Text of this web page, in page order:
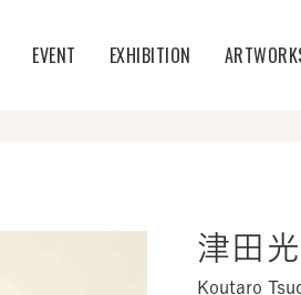
EVENT EXHIBITION
津田
Koutaro